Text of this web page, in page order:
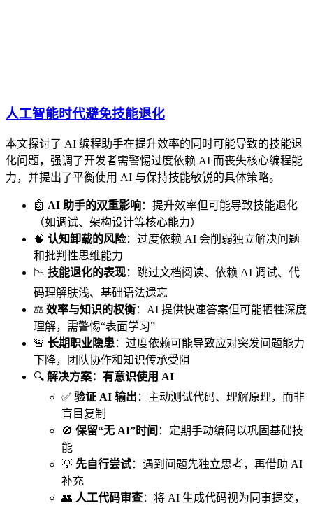
人工智能时代避免技能退化
本文探讨了 AI 编程助手在提升效率的同时可能导致的技能退
化问题，强调了开发者需警惕过度依赖 AI 而丧失核心编程能
力，并提出了平衡使用 AI 与保持技能敏锐的具体策略。
🤖 AI 助手的双重影响：提升效率但可能导致技能退化
（如调试、架构设计等核心能力）
🧠 认知卸载的风险：过度依赖 AI 会削弱独立解决问题
和批判性思维能力
📉 技能退化的表现：跳过文档阅读、依赖 AI 调试、代
码理解肤浅、基础语法遗忘
⚖️ 效率与知识的权衡：AI 提供快速答案但可能牺牲深度
理解，需警惕“表面学习”
🚨 长期职业隐患 ：过度依赖可能导致应对突发问题能力
下降，团队协作和知识传承受阻
🔍 解决方案：有意识使用 AI
✅ 验证 AI 输出 ：主动测试代码、理解原理，而非
盲目复制
🚫 保留“无 AI”时间 ：定期手动编码以巩固基础技
能
💡 先自行尝试：遇到问题先独立思考，再借助 AI
补充
👥 人工代码审查：将 AI 生成代码视为同事提交，